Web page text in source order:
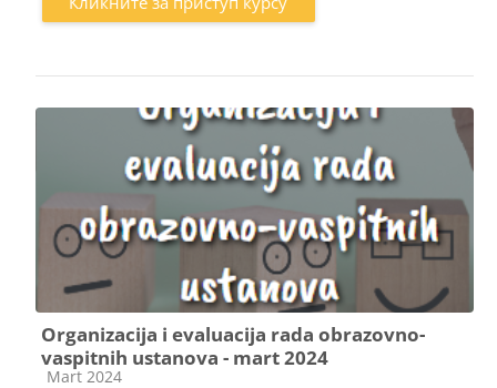
Organizacija i evaluacija rada obrazovno-
vaspitnih ustanova - mart 2024
Категорија курса
Mart 2024